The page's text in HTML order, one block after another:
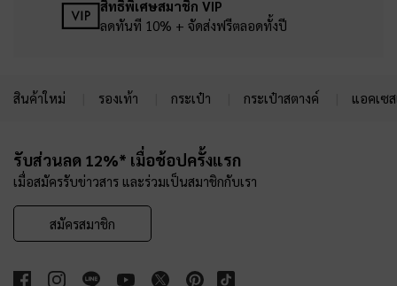
สิทธิพิเศษสมาชิก VIP
ลดทันที 10% + จัดส่งฟรีตลอดทั้งปี
สินค้าใหม่ รองเท้า กระเป๋า กระเป๋าสตางค์ แอคเซ
รับส่วนลด 12%* เมื่อช้อปครั้งแรก
เมื่อสมัครรับข่าวสาร และร่วมเป็นสมาชิกกับเรา
สมัครสมาชิก